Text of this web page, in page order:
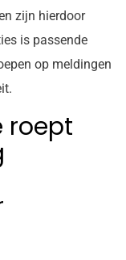
zijn hierdoor
is passende
op meldingen
roept